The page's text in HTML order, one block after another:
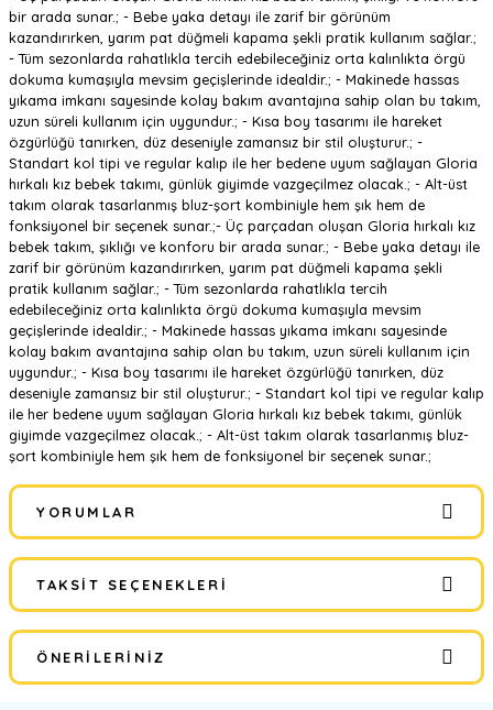
bir arada sunar.; - Bebe yaka detayı ile zarif bir görünüm
kazandırırken, yarım pat düğmeli kapama şekli pratik kullanım sağlar.;
- Tüm sezonlarda rahatlıkla tercih edebileceğiniz orta kalınlıkta örgü
dokuma kumaşıyla mevsim geçişlerinde idealdir.; - Makinede hassas
yıkama imkanı sayesinde kolay bakım avantajına sahip olan bu takım,
uzun süreli kullanım için uygundur.; - Kısa boy tasarımı ile hareket
özgürlüğü tanırken, düz deseniyle zamansız bir stil oluşturur.; -
Standart kol tipi ve regular kalıp ile her bedene uyum sağlayan Gloria
hırkalı kız bebek takımı, günlük giyimde vazgeçilmez olacak.; - Alt-üst
takım olarak tasarlanmış bluz-şort kombiniyle hem şık hem de
fonksiyonel bir seçenek sunar.;- Üç parçadan oluşan Gloria hırkalı kız
bebek takım, şıklığı ve konforu bir arada sunar.; - Bebe yaka detayı ile
zarif bir görünüm kazandırırken, yarım pat düğmeli kapama şekli
pratik kullanım sağlar.; - Tüm sezonlarda rahatlıkla tercih
edebileceğiniz orta kalınlıkta örgü dokuma kumaşıyla mevsim
geçişlerinde idealdir.; - Makinede hassas yıkama imkanı sayesinde
kolay bakım avantajına sahip olan bu takım, uzun süreli kullanım için
uygundur.; - Kısa boy tasarımı ile hareket özgürlüğü tanırken, düz
deseniyle zamansız bir stil oluşturur.; - Standart kol tipi ve regular kalıp
ile her bedene uyum sağlayan Gloria hırkalı kız bebek takımı, günlük
giyimde vazgeçilmez olacak.; - Alt-üst takım olarak tasarlanmış bluz-
şort kombiniyle hem şık hem de fonksiyonel bir seçenek sunar.;
YORUMLAR
Bu ürüne ilk yorumu siz yapın!
Yorum Yaz
TAKSIT SEÇENEKLERI
ÖNERILERINIZ